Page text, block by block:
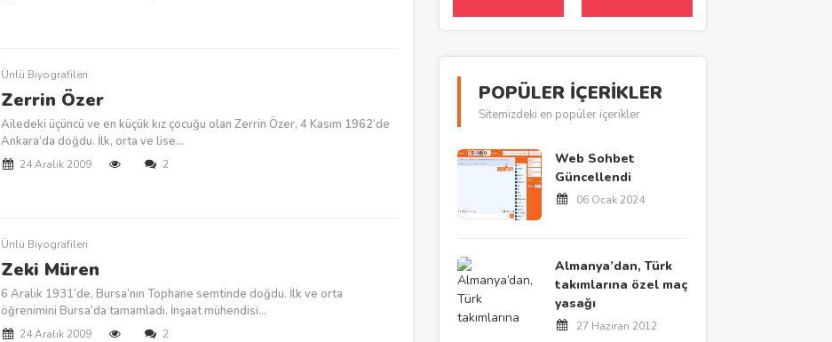
Ünlü Biyografileri
Zerrin Özer
Ailedeki üçüncü ve en küçük kız çocuğu olan Zerrin Özer, 4 Kasım 1962‘de
Ankara‘da doğdu. İlk, orta ve lise...
24 Aralık 2009 2
Ünlü Biyografileri
Zeki Müren
6 Aralık 1931‘de, Bursa‘nın Tophane semtinde doğdu. İlk ve orta
öğrenimini Bursa’da tamamladı. İnşaat mühendisi...
24 Aralık 2009 2
POPÜLER İÇERİKLER
Sitemizdeki en popüler içerikler
Web Sohbet
Güncellendi
06 Ocak 2024
Almanya’dan, Türk
takımlarına özel maç
yasağı
27 Haziran 2012